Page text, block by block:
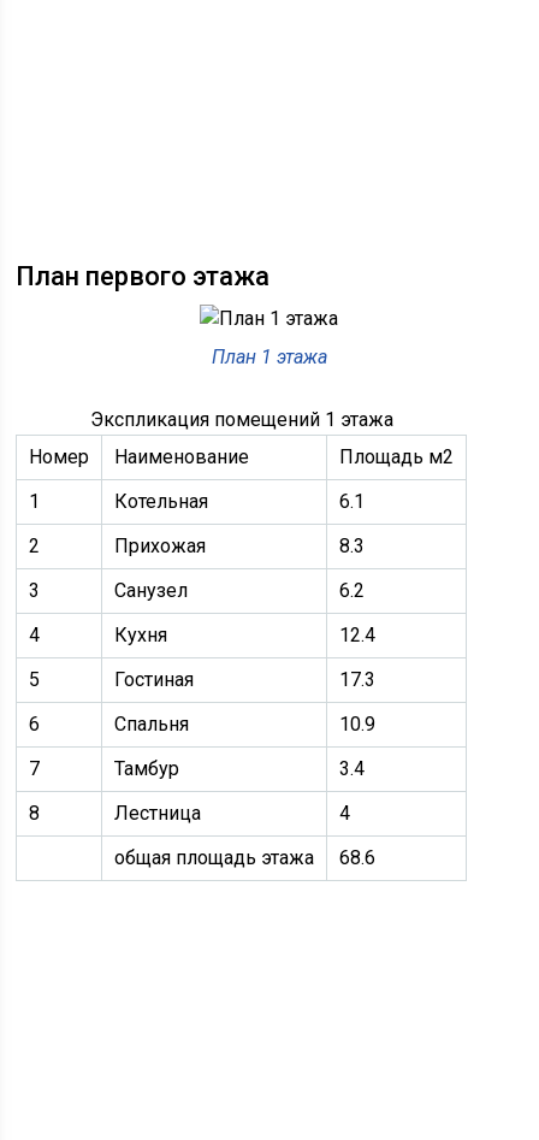
План первого этажа
План 1 этажа
Экспликация помещений 1 этажа
Номер
Наименование
Площадь м2
1
Котельная
6.1
2
Прихожая
8.3
3
Санузел
6.2
4
Кухня
12.4
5
Гостиная
17.3
6
Спальня
10.9
7
Тамбур
3.4
8
Лестница
4
общая площадь этажа
68.6